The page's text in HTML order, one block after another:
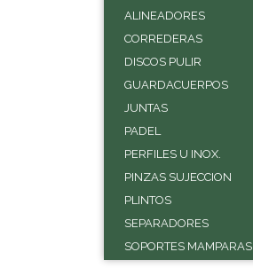
ALINEADORES
CORREDERAS
DISCOS PULIR
GUARDACUERPOS
JUNTAS
PADEL
PERFILES U INOX.
PINZAS SUJECCION
PLINTOS
SEPARADORES
SOPORTES MAMPARAS